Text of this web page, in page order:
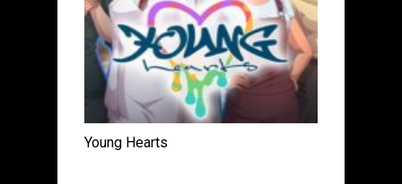
Young Hearts